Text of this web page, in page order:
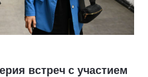
встреч с участием